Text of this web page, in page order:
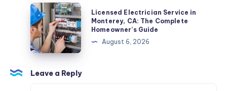
بدلًا
من
التنظيف
التقليدي؟
Licensed
Electrician
Service
in
Monterey,
CA:
The
Licensed Electrician Service in
Monterey, CA: The Complete
Homeowner’s Guide
August 6, 2026
Leave a Reply